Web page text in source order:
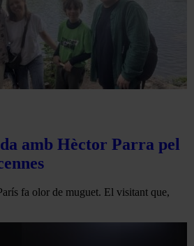
amb Hèctor Parra pel
fa olor de muguet. El visitant que,